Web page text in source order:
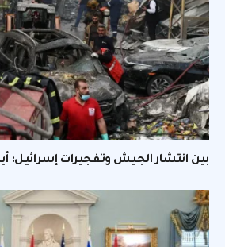
بين انتشار الجيش وتفجيرات إسرائيل: